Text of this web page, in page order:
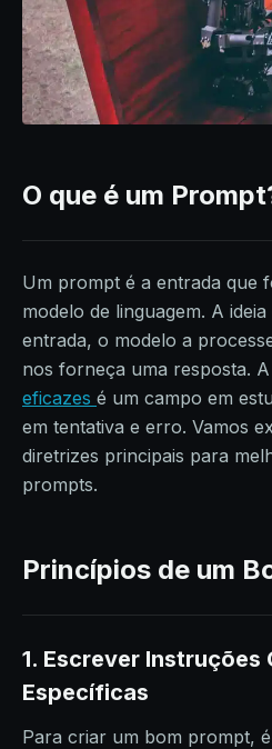
O que é um
Um prompt é a entrada que
modelo de linguagem. A
entrada, o modelo a
nos forneça uma resposta.
eficazes é um campo em
em tentativa e erro. Vamos
diretrizes principais para
prompts.
Princípios de um
1. Escrever Instruções
Específicas
Para criar um bom prompt,